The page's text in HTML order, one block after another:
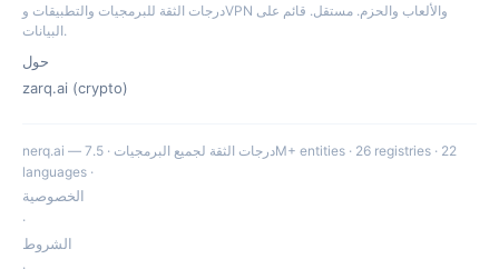
درجات الثقة للبرمجيات والتطبيقات وVPN والألعاب والحزم. مستقل. قائم على
البيانات.
حول
zarq.ai (crypto)
nerq.ai — درجات الثقة لجميع البرمجيات · 7.5M+ entities · 26 registries · 22
languages ·
الخصوصية
·
الشروط